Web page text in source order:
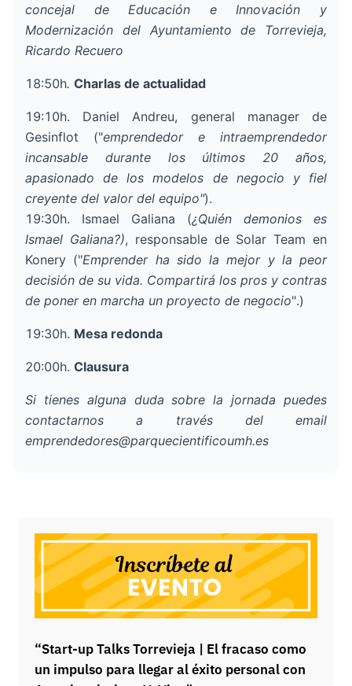
concejal de Educación e Innovación y
Modernización del Ayuntamiento de Torrevieja,
Ricardo Recuero
18:50h. Charlas de actualidad
19:10h. Daniel Andreu, general manager de
Gesinflot ("emprendedor e intraemprendedor
incansable durante los últimos 20 años,
apasionado de los modelos de negocio y fiel
creyente del valor del equipo").
19:30h. Ismael Galiana (¿Quién demonios es
Ismael Galiana?), responsable de Solar Team en
Konery ("Emprender ha sido la mejor y la peor
decisión de su vida. Compartirá los pros y contras
de poner en marcha un proyecto de negocio".)
19:30h. Mesa redonda
20:00h. Clausura
Si tienes alguna duda sobre la jornada puedes
contactarnos a través del email
emprendedores@parquecientificoumh.es